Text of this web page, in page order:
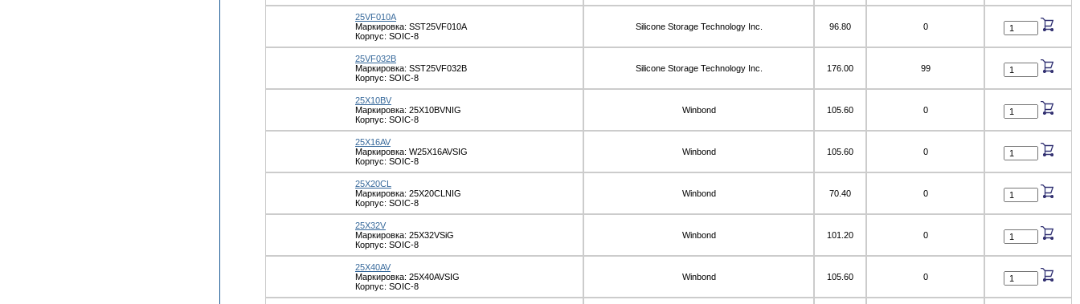
25VF010A
Маркировка: SST25VF010A
Корпус: SOIC-8
Silicone Storage Technology Inc. 96.80 0
25VF032B
Маркировка: SST25VF032B
Корпус: SOIC-8
Silicone Storage Technology Inc. 176.00 99
25X10BV
Маркировка: 25X10BVNIG
Корпус: SOIC-8
Winbond 105.60 0
25X16AV
Маркировка: W25X16AVSIG
Корпус: SOIC-8
Winbond 105.60 0
25X20CL
Маркировка: 25X20CLNIG
Корпус: SOIC-8
Winbond 70.40 0
25X32V
Маркировка: 25X32VSiG
Корпус: SOIC-8
Winbond 101.20 0
25X40AV
Маркировка: 25X40AVSIG
Корпус: SOIC-8
Winbond 105.60 0